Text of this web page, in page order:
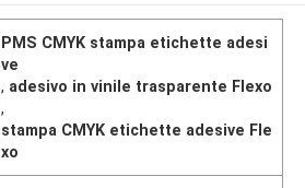
PMS CMYK stampa etichette adesi
ve
, adesivo in vinile trasparente Flexo
,
stampa CMYK etichette adesive Fle
xo